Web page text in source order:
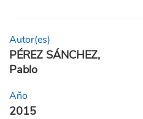
Autor(es)
PÉREZ SÁNCHEZ,
Pablo
Año
2015